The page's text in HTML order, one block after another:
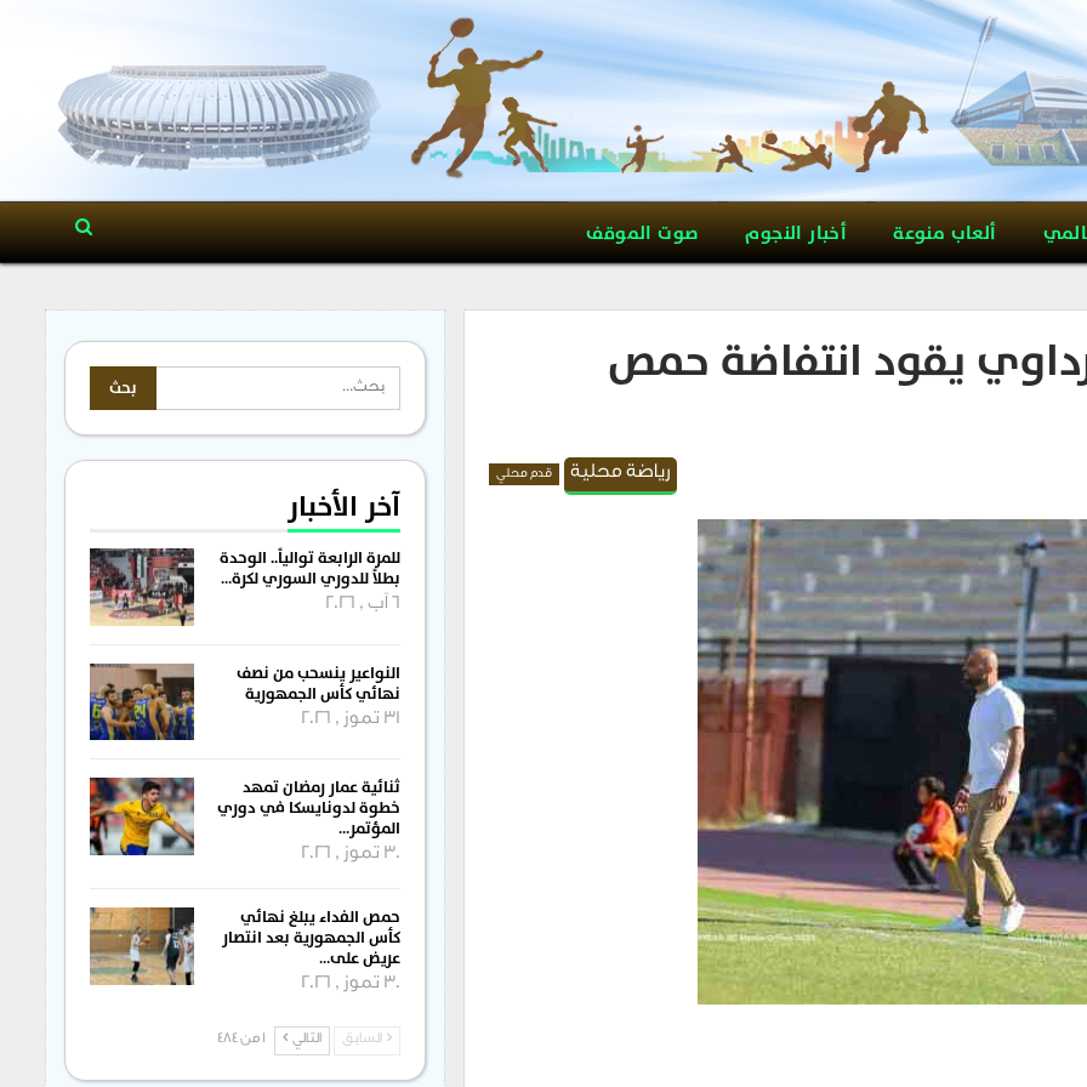
ألعاب منوعة أخبار النجوم صوت الموقف
يقود انتفاضة حمص
رياضة محلية قدم محلي
آخر الأخبار
للمرة الرابعة توالياً.. الوحدة
بطلاً للدوري السوري لكرة…
6 آب , 2026
النواعير ينسحب من نصف
نهائي كأس الجمهورية
31 تموز , 2026
ثنائية عمار رمضان تمهد
خطوة لدونايسكا في دوري
المؤتمر…
30 تموز , 2026
حمص الفداء يبلغ نهائي
كأس الجمهورية بعد انتصار
عريض على…
30 تموز , 2026
السابق التالي 1 من 484